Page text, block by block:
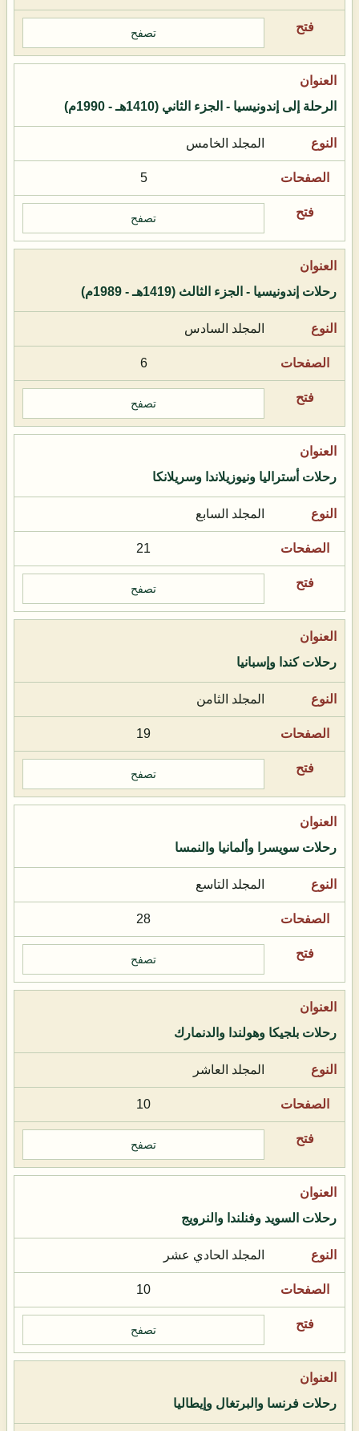
تصفح
الرحلة إلى إندونيسيا - الجزء الثاني (1410هـ - 1990م)
المجلد الخامس
5
تصفح
رحلات إندونيسيا - الجزء الثالث (1419هـ - 1989م)
المجلد السادس
6
تصفح
رحلات أستراليا ونيوزيلاندا وسريلانكا
المجلد السابع
21
تصفح
رحلات كندا وإسبانيا
المجلد الثامن
19
تصفح
رحلات سويسرا وألمانيا والنمسا
المجلد التاسع
28
تصفح
رحلات بلجيكا وهولندا والدنمارك
المجلد العاشر
10
تصفح
رحلات السويد وفنلندا والنرويج
المجلد الحادي عشر
10
تصفح
رحلات فرنسا والبرتغال وإيطاليا